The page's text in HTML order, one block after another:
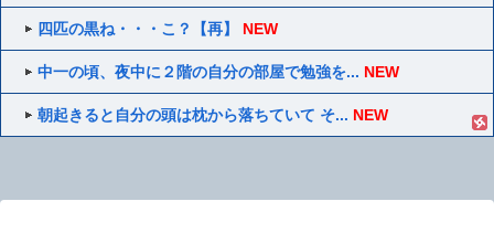
四匹の黒ね・・・こ？【再】 NEW
中一の頃、夜中に２階の自分の部屋で勉強を... NEW
朝起きると自分の頭は枕から落ちていて そ... NEW